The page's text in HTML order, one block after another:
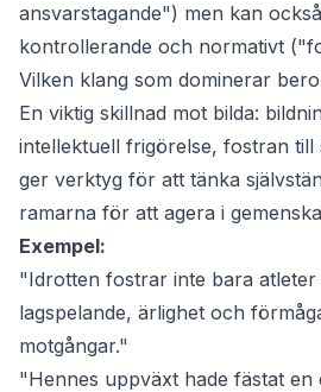
ansvarstagande") men kan
kontrollerande och normativt
Vilken klang som dominerar
En viktig skillnad mot bilda:
intellektuell frigörelse, fostran till
ger verktyg för att tänka
ramarna för att agera i
Exempel:
"Idrotten fostrar inte bara
lagspelande, ärlighet och
motgångar."
"Hennes uppväxt hade fästat en